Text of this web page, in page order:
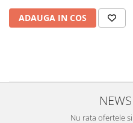
ADAUGA IN COS
Nu rata ofertele